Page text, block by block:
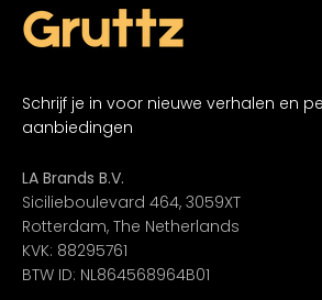
Schrijf je in voor nieuwe verhalen en
aanbiedingen
LA Brands B.V.
Sicilieboulevard 464, 3059XT
Rotterdam, The Netherlands
KVK: 88295761
BTW ID: NL864568964B01